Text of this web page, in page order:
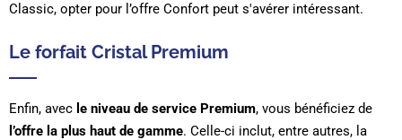
Classic, opter pour l’offre Confort peut s'avérer intéressant.
Le forfait Cristal Premium
Enfin, avec le niveau de service Premium, vous bénéficiez de
l’offre la plus haut de gamme. Celle-ci inclut, entre autres, la